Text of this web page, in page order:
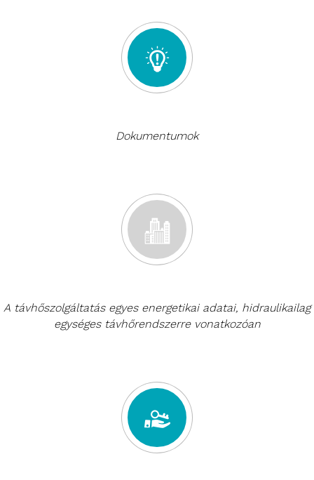
Dokumentumok
A távhőszolgáltatás egyes energetikai adatai, hidraulikailag
egységes távhőrendszerre vonatkozóan